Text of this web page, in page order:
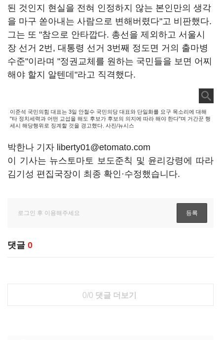
된 것인지 현실을 전혀 인정하지 않는 본인만의 생각
을 마구 쏟아내는 사람으로 변해버렸다"고 비판했다.
그는 또 "참으로 안타깝다. 총선을 제외하고 서울시
장 선거 2번, 대통령 선거 3번째 정도면 거의 출마병
수준"이라며 "정권교체를 원하는 국민들을 보면 어찌
해야 할지 알텐데"라고 직격했다.
이준석 국민의힘 대표는 3일 안철수 국민의당 대표와 단일화를 요구 목소리에 대해
"타 정치세력과 어떤 교섭을 해도 후보가 후보의 의지에 따라 해야 한다"며 거간꾼 행
세시 해당행위로 징계할 것을 경고했다. 사진/뉴시스
박한나 기자 liberty01@etomato.com
이 기사는 뉴스토마토 보도준칙 및 윤리강령에 따라
김기성 편집국장이 최종 확인·수정했습니다.
댓글 0
0/0 댓글 더보기